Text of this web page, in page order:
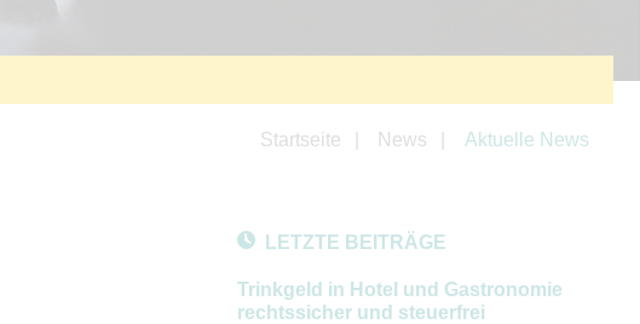
Startseite News Aktuelle News
LETZTE BEITRÄGE
Trinkgeld in Hotel und Gastronomie
rechtssicher und steuerfrei